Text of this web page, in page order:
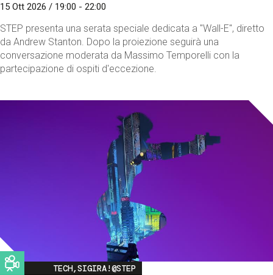
15 Ott 2026 / 19:00 - 22:00
STEP presenta una serata speciale dedicata a "Wall-E", diretto
da Andrew Stanton. Dopo la proiezione seguirà una
conversazione moderata da Massimo Temporelli con la
partecipazione di ospiti d'eccezione.
Image
TECH,SIGIRA!@STEP